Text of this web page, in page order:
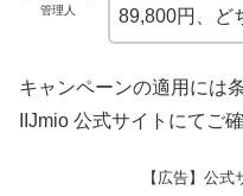
管理人
89,800円、ど
キャンペーンの適用には
IIJmio 公式サイトにてご
【広告】公